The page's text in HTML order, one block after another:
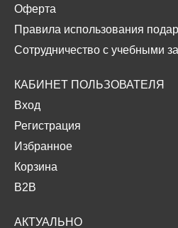
Оферта
Правила использования
Сотрудничество с учебными
КАБИНЕТ ПОЛЬЗОВАТЕЛЯ
Вход
Регистрация
Избранное
Корзина
B2B
АКТУАЛЬНО